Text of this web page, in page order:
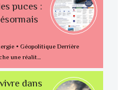
puces :
• Géopolitique Derrière
une réalit...
dans